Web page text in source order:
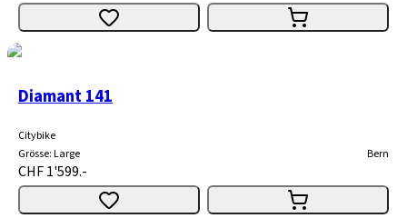
Diamant 141
Citybike
Grösse:Large Bern
CHF 1'599.-